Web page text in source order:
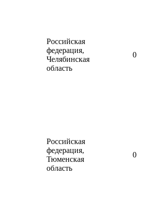
Российская
федерация,
Челябинская
область
0
Российская
федерация,
Тюменская
область
0